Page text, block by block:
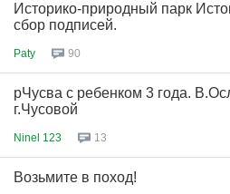
Историко-природный парк
сбор подписей.
Paty 90
рЧусва с ребенком 3 года.
г.Чусовой
Ninel 123 13
Возьмите в поход!